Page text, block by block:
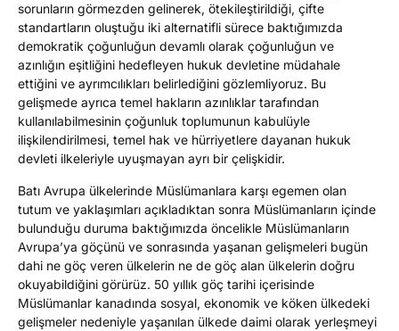
sorunların görmezden gelinerek, ötekileştirildiği, çifte
standartların oluştuğu iki alternatifli sürece baktığımızda
demokratik çoğunluğun devamlı olarak çoğunluğun ve
azınlığın eşitliğini hedefleyen hukuk devletine müdahale
ettiğini ve ayrımcılıkları belirlediğini gözlemliyoruz. Bu
gelişmede ayrıca temel hakların azınlıklar tarafından
kullanılabilmesinin çoğunluk toplumunun kabulüyle
ilişkilendirilmesi, temel hak ve hürriyetlere dayanan hukuk
devleti ilkeleriyle uyuşmayan ayrı bir çelişkidir.
Batı Avrupa ülkelerinde Müslümanlara karşı egemen olan
tutum ve yaklaşımları açıkladıktan sonra Müslümanların içinde
bulunduğu duruma baktığımızda öncelikle Müslümanların
Avrupa’ya göçünü ve sonrasında yaşanan gelişmeleri bugün
dahi ne göç veren ülkelerin ne de göç alan ülkelerin doğru
okuyabildiğini görürüz. 50 yıllık göç tarihi içerisinde
Müslümanlar kanadında sosyal, ekonomik ve köken ülkedeki
gelişmeler nedeniyle yaşanılan ülkede daimi olarak yerleşmeyi